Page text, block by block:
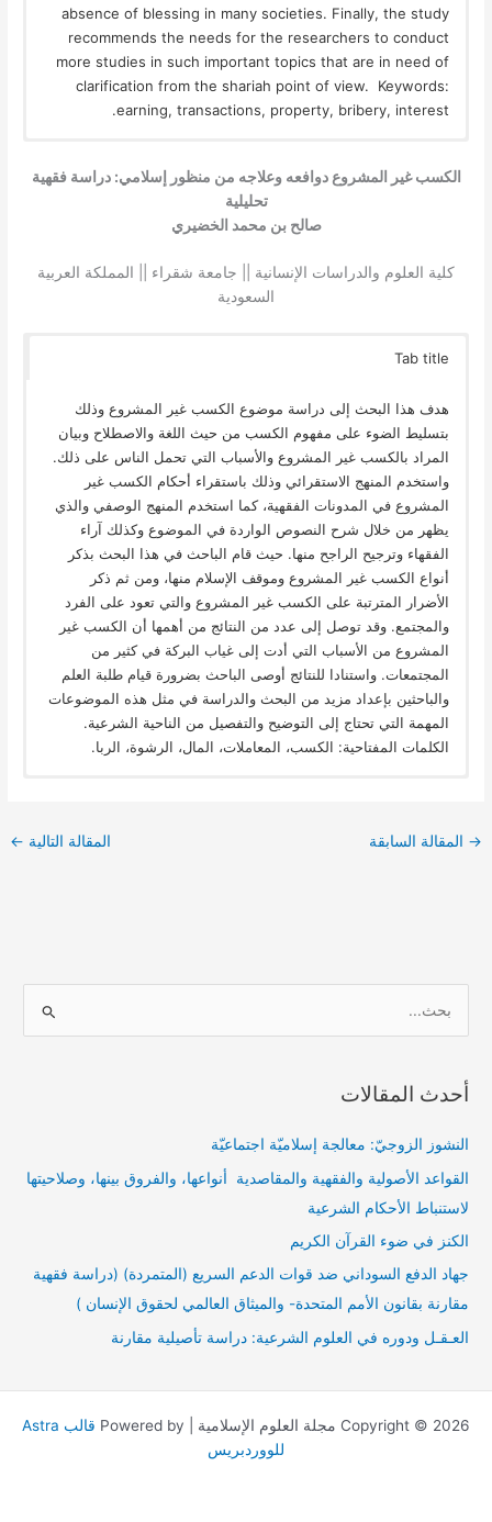
absence of blessing in many societies. Finally, the study
recommends the needs for the researchers to conduct
more studies in such important topics that are in need of
clarification from the shariah point of view. Keywords:
earning, transactions, property, bribery, interest.
الكسب غير المشروع دوافعه وعلاجه من منظور إسلامي: دراسة فقهية
تحليلية
صالح بن محمد الخضيري
كلية العلوم والدراسات الإنسانية || جامعة شقراء || المملكة العربية
السعودية
Tab title
هدف هذا البحث إلى دراسة موضوع الكسب غير المشروع وذلك
بتسليط الضوء على مفهوم الكسب من حيث اللغة والاصطلاح وبيان
المراد بالكسب غير المشروع والأسباب التي تحمل الناس على ذلك.
واستخدم المنهج الاستقرائي وذلك باستقراء أحكام الكسب غير
المشروع في المدونات الفقهية، كما استخدم المنهج الوصفي والذي
يظهر من خلال شرح النصوص الواردة في الموضوع وكذلك آراء
الفقهاء وترجيح الراجح منها. حيث قام الباحث في هذا البحث بذكر
أنواع الكسب غير المشروع وموقف الإسلام منها، ومن ثم ذكر
الأضرار المترتبة على الكسب غير المشروع والتي تعود على الفرد
والمجتمع. وقد توصل إلى عدد من النتائج من أهمها أن الكسب غير
المشروع من الأسباب التي أدت إلى غياب البركة في كثير من
المجتمعات. واستنادا للنتائج أوصى الباحث بضرورة قيام طلبة العلم
والباحثين بإعداد مزيد من البحث والدراسة في مثل هذه الموضوعات
المهمة التي تحتاج إلى التوضيح والتفصيل من الناحية الشرعية.
الكلمات المفتاحية: الكسب، المعاملات، المال، الرشوة، الربا.
→ المقالة السابقة المقالة التالية ←
ح
أحدث المقالات
النشوز الزوجيّ: معالجة إسلاميّة اجتماعيّة
القواعد الأصولية والفقهية والمقاصدية أنواعها، والفروق بينها، وصلاحيتها
لاستنباط الأحكام الشرعية
الكنز في ضوء القرآن الكريم
جهاد الدفع السوداني ضد قوات الدعم السريع (المتمردة) (دراسة فقهية
مقارنة بقانون الأمم المتحدة- والميثاق العالمي لحقوق الإنسان )
العـقـل ودوره في العلوم الشرعية: دراسة تأصيلية مقارنة
Copyright © 2026 مجلة العلوم الإسلامية | Powered by
قالب Astra
للووردبريس